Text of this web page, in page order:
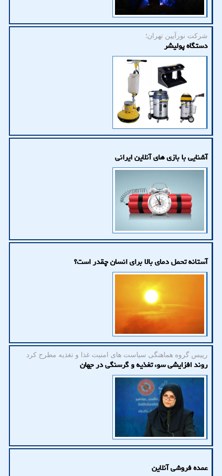
شرکت نورآیین تهران؛
دستگاه پولیشر
آشنایی با بازی های آنلاین ایرانی
آستانه تحمل دمای بالا برای انسان چقدر است؟
رییس گروه هماهنگی سیاست های امنیت غذا و تغذیه مطرح كرد
روند افزایشی سوء تغذیه و گرسنگی در جهان
عمده فروشی آنلاین